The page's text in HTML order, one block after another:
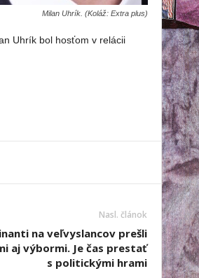
Milan Uhrík. (Koláž: Extra plus)
Uhrík bol hosťom v relácii
Nasl. článok
na veľvyslancov prešli
aj výbormi. Je čas prestať
s politickými hrami